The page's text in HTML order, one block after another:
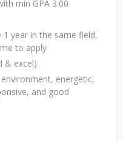
min GPA 3.00
1 year in the same field,
to apply
& excel)
energetic,
and good